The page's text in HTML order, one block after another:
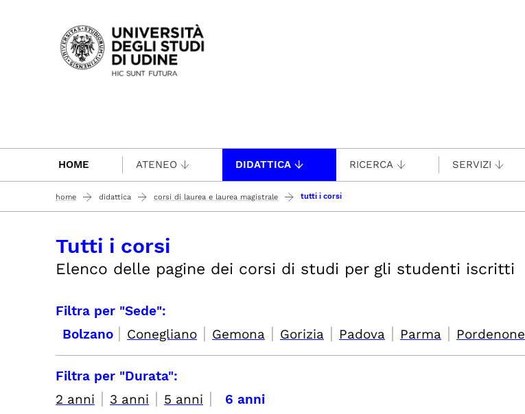
Passa al contenuto principale
HOME ATENEO DIDATTICA RICERCA SERVIZI
home didattica corsi di laurea e laurea magistrale tutti i corsi
Tutti i corsi
Elenco delle pagine dei corsi di studi per gli studenti iscritti
Filtra per "Sede":
Bolzano | Conegliano | Gemona | Gorizia | Padova | Parma | Pordenone
Filtra per "Durata":
2 anni | 3 anni | 5 anni | 6 anni